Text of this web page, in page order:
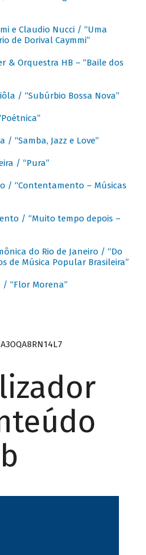
e Claudio Nucci / “Uma
de Dorival Caymmi”
& Orquestra HB – “Baile dos
/ “Subúrbio Bossa Nova”
/ “Samba, Jazz e Love”
/ “Pura”
/ “Contentamento – Músicas
/ “Muito tempo depois –
do Rio de Janeiro / “Do
de Música Popular Brasileira”
/ “Flor Morena”